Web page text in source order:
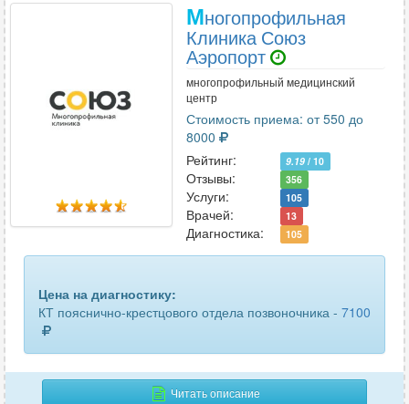
Многопрофильная
Клиника Союз
Аэропорт
многопрофильный медицинский
центр
Стоимость приема: от 550 до
8000
Рейтинг:
9.19 / 10
Отзывы: 356
Услуги: 105
Врачей: 13
Диагностика: 105
Цена на диагностику:
КТ пояснично-крестцового отдела позвоночника - 7100
Читать описание